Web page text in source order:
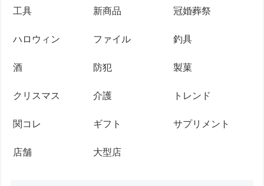
工具 新商品 冠婚葬祭
ハロウィン ファイル 釣具
酒 防犯 製菓
クリスマス 介護 トレンド
関コレ ギフト サプリメント
店舗 大型店